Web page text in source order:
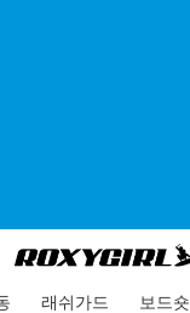
로고
래쉬가드 보드숏